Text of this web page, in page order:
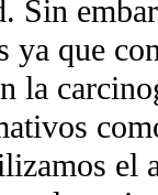
Sin
ya que
la
el